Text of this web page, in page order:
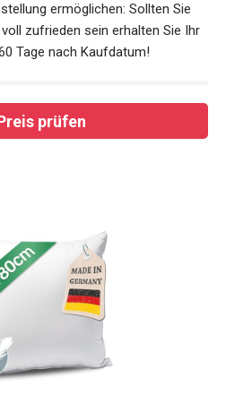
ermöglichen: Sollten Sie
zufrieden sein erhalten Sie Ihr
Tage nach Kaufdatum!
prüfen